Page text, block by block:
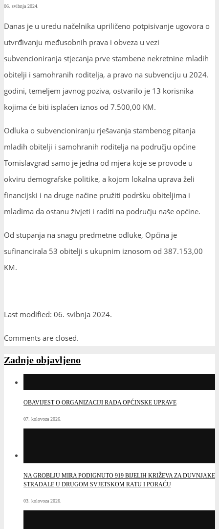
06. svibnja 2024.
Danas je u uredu načelnika upriličeno potpisivanje ugovora o
utvrđivanju međusobnih prava i obveza u vezi
subvencioniranja stjecanja prve stambene nekretnine mladih
obitelji i samohranih roditelja, a pravo na subvenciju u 2024.
godini, temeljem javnog poziva, ostvarilo je 13 korisnika
kojima će biti isplaćen iznos od 7.500,00 KM.
Odluka o subvencioniranju rješavanja stambenog pitanja
mladih obitelji i samohranih roditelja na području općine
Tomislavgrad samo je jedna od mjera koje se provode u
okviru demografske politike, a kojom lokalna uprava želi
financijski i na druge načine pružiti podršku obiteljima i
mladima da ostanu živjeti i raditi na području naše općine.
Od stupanja na snagu predmetne odluke, Općina je
sufinancirala 53 obitelji s ukupnim iznosom od 387.153,00
KM.
Last modified: 06. svibnja 2024.
Comments are closed.
Zadnje objavljeno
OBAVIJEST O ORGANIZACIJI RADA OPĆINSKE UPRAVE
07. kolovoza 2026.
STRADALE U DRUGOM SVJETSKOM RATU I PORAĆU
03. kolovoza 2026.